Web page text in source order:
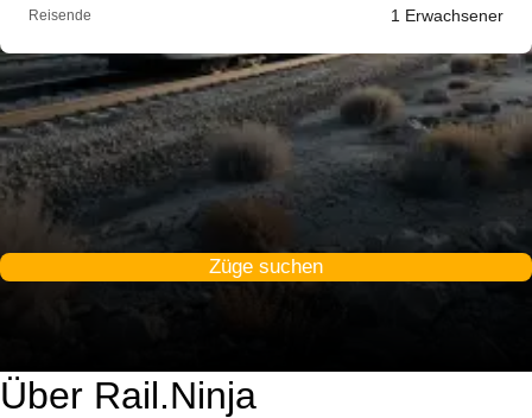
Reisende 1 Erwachsener
Züge suchen
Über Rail.Ninja